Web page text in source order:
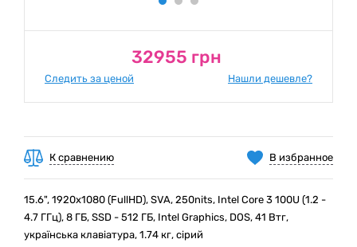
32955 грн
Следить за ценой Нашли дешевле?
В избранное
К сравнению
15.6", 1920х1080 (FullHD), SVA, 250nits, Intel Core 3 100U (1.2 -
4.7 ГГц), 8 ГБ, SSD - 512 ГБ, Intel Graphics, DOS, 41 Втг,
українська клавіатура, 1.74 кг, сірий